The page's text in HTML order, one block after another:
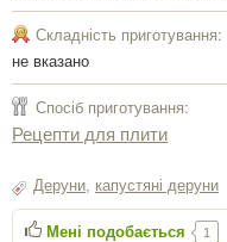
Складність приготування:
не вказано
Спосіб приготування:
Рецепти для плити
Деруни, капустяні деруни
Мені подобається 1